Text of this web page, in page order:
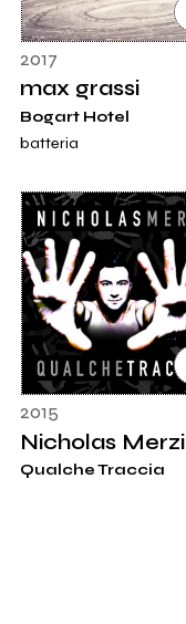
2017
max grassi
Bogart Hotel
batteria
2015
Nicholas Merzi
Qualche Traccia